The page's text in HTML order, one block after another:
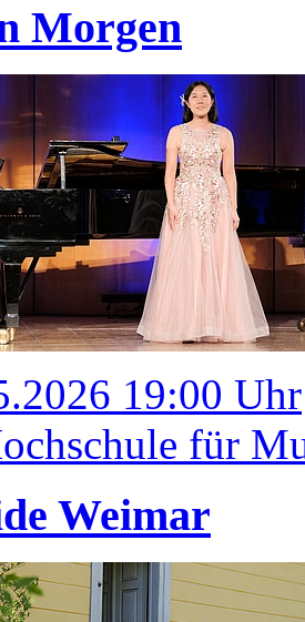
Morgen
19:00 Uhr
für
Weimar